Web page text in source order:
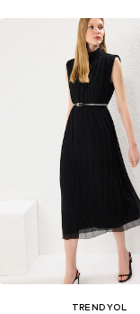
TRENDYOL